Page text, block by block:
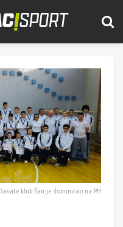
Savate klub Šan je dominirao na PH